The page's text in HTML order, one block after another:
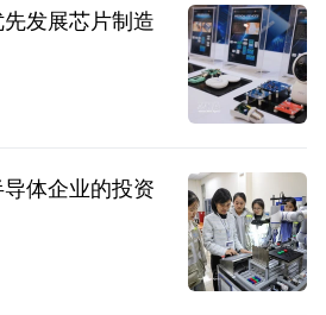
发展芯片制造
体企业的投资